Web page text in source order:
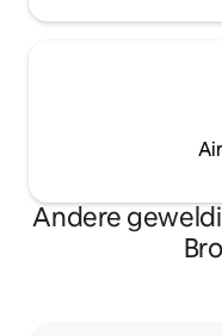
Andere